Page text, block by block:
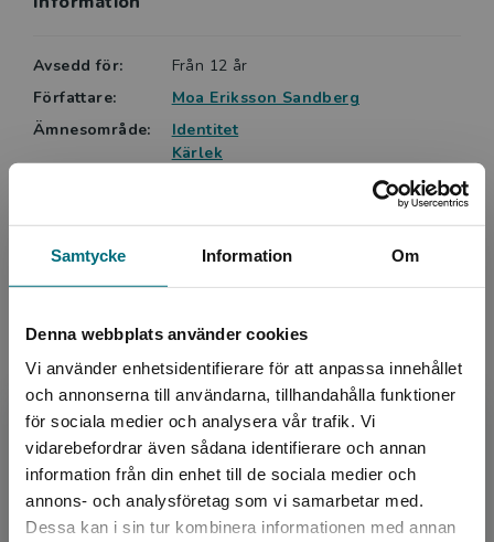
Samtycke Information Om
Denna webbplats använder cookies
Vi använder enhetsidentifierare för att anpassa innehållet
och annonserna till användarna, tillhandahålla funktioner
för sociala medier och analysera vår trafik. Vi
vidarebefordrar även sådana identifierare och annan
information från din enhet till de sociala medier och
annons- och analysföretag som vi samarbetar med.
Dessa kan i sin tur kombinera informationen med annan
Begränsad fraktregion
vara på ett visst sätt och de prestationskrav som
Är du feminist eller? är lättläst och välskriven med
ett angeläget innehåll som sannolikt känns igen, och
som inger mod att agera när något upplevs orättvist.
Avsedd för:
Från 12 år
Författare:
Moa Eriksson Sandberg
Ämnesområde:
Identitet
Kärlek
Utgivningsår:
2023
Artikelnummer:
46237-01
Upplaga:
Första
Sidantal:
64
Köp- och leveransvillkor